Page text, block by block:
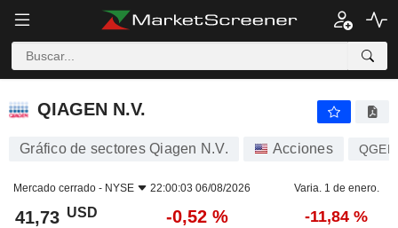
QIAGEN N.V.
QIAGEN N.V.
Gráfico de sectores Qiagen N.V. Acciones QGEN
Mercado cerrado - NYSE 22:00:03 06/08/2026 Varia. 1 de enero.
41,73 USD -0,52 % -11,84 %